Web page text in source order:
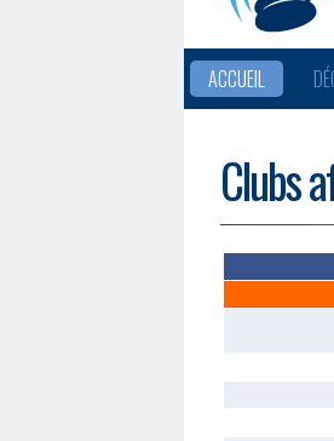
ACCUEIL
Clubs